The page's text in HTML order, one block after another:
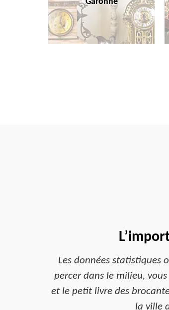
Les données statistiques
percer dans le milieu,
et le petit livre des
la ville